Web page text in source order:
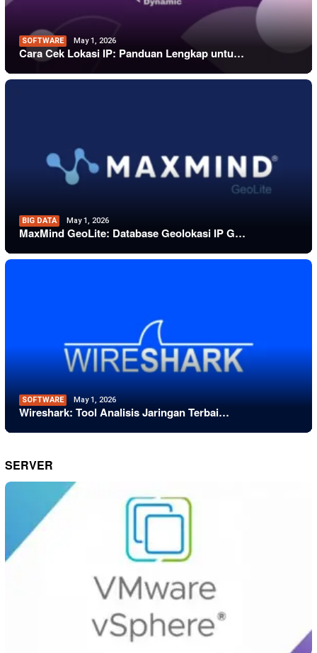
SOFTWARE May 1, 2026
Cara Cek Lokasi IP: Panduan Lengkap untu…
BIG DATA May 1, 2026
MaxMind GeoLite: Database Geolokasi IP G…
SOFTWARE May 1, 2026
Wireshark: Tool Analisis Jaringan Terbai…
SERVER